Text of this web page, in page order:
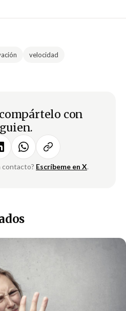
velocidad
con
contacto? Escríbeme en X.